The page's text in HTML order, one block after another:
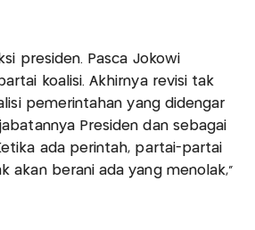
presiden. Pasca Jokowi
koalisi. Akhirnya revisi tak
pemerintahan yang didengar
Presiden dan sebagai
ada perintah, partai-partai
akan berani ada yang menolak,"